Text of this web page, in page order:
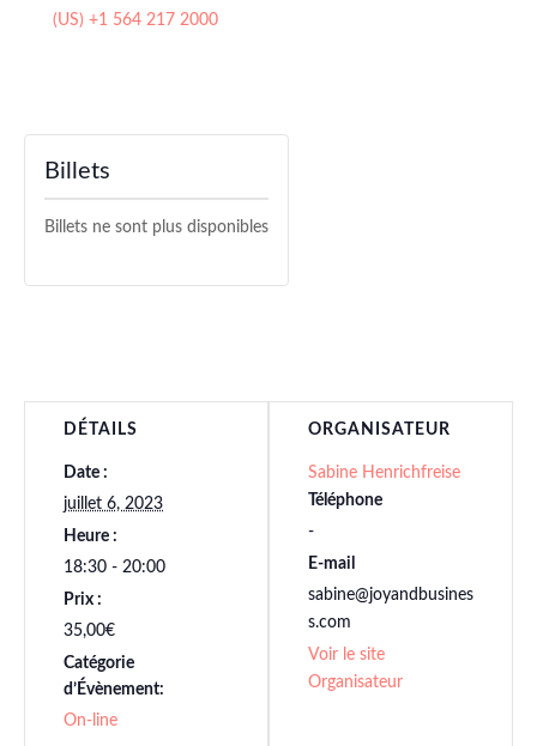
(US) +1 564 217 2000
DÉTAILS
Date :
juillet 6, 2023
Heure :
18:30 - 20:00
Prix :
35,00€
Catégorie
d’Évènement:
On-line
ORGANISATEUR
Sabine Henrichfreise
Téléphone
-
E-mail
sabine@joyandbusines
s.com
Voir le site
Organisateur
Billets
Billets ne sont plus disponibles